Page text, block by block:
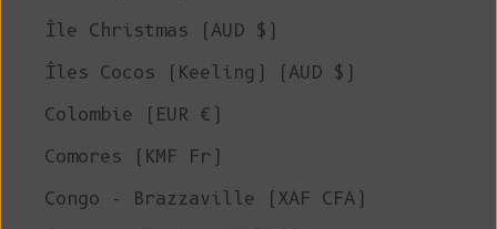
Île Christmas (AUD $)
Îles Cocos (Keeling) (AUD $)
Colombie (EUR €)
Comores (KMF Fr)
Congo - Brazzaville (XAF CFA)